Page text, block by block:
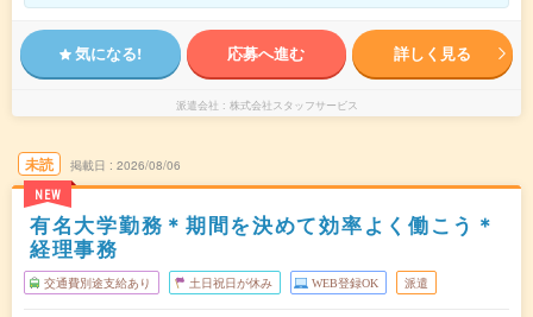
気になる! 応募へ進む 詳しく見る
派遣会社 株式会社スタッフサービス
未読
NEW
掲載日 2026/08/06
有名大学勤務＊期間を決めて効率よく働こう＊
経理事務
交通費別途支給あり 土日祝日が休み WEB登録OK 派遣